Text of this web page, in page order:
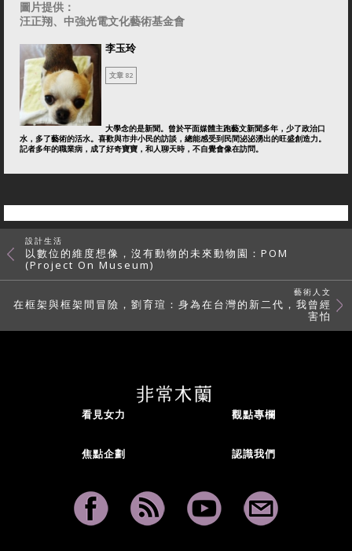
圖片提供：
汪正翔、中強光電文化藝術基金會
李玉玲
文章 82
大學念的是新聞。曾於平面媒體主跑藝文新聞多年，少了政治口
水，多了藝術的活水。喜歡與市井小民的訪談，總能感受到民間泌泌湧出的旺盛創造力。
記者多年的職業病，成了好奇寶寶，和人聊天時，不自覺會像在訪問。
設計生活
以數位的維度想像，沒有動物的未來動物園：POM
(Project On Museum)
藝術人文
在框架與框架間冒險，劉育瑄：身為在台灣的新二代，我曾經
害怕
看見女力 觀點專欄
焦點企劃 認識我們